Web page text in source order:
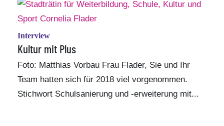
Interview
Kultur mit Plus
Foto: Matthias Vorbau Frau Flader, Sie und Ihr
Team hatten sich für 2018 viel vorgenommen.
Stichwort Schulsanierung und -erweiterung mit...